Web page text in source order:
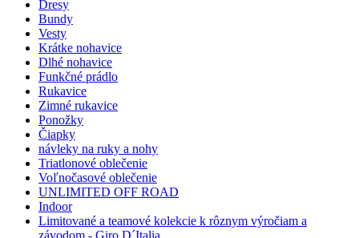
Dresy
Bundy
Vesty
Krátke nohavice
Dlhé nohavice
Funkčné prádlo
Rukavice
Zimné rukavice
Ponožky
Čiapky
návleky na ruky a nohy
Triatlonové oblečenie
Voľnočasové oblečenie
UNLIMITED OFF ROAD
Indoor
Limitované a teamové kolekcie k rôznym výročiam a
závodom - Giro D´Italia